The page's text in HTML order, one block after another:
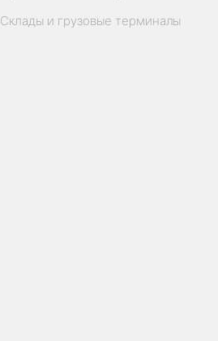
Склады и грузовые терминалы